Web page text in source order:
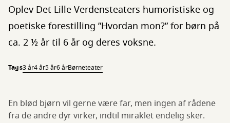
Oplev Det Lille Verdensteaters humoristiske og
poetiske forestilling ”Hvordan mon?” for børn på
ca. 2 ½ år til 6 år og deres voksne.
Tags3 år4 år5 år6 årBørneteater
En blød bjørn vil gerne være far, men ingen af rådene
fra de andre dyr virker, indtil miraklet endelig sker.